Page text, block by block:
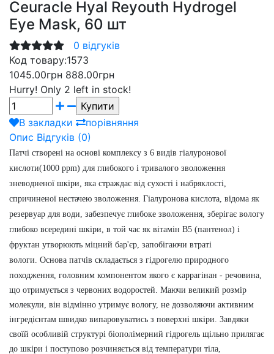
Ceuracle Hyal Reyouth Hydrogel
Eye Mask, 60 шт
0 відгуків
Код товару:1573
1045.00грн 888.00грн
Hurry! Only 2 left in stock!
В закладки
порівняння
Опис Відгуків (0)
Патчі створені на основі комплексу з 6 видів гіалуронової
кислоти(1000 ppm) для глибокого і тривалого зволоження
зневодненої шкіри, яка страждає від сухості і набряклості,
спричиненої нестачею зволоження. Гіалуронова кислота, відома як
резервуар для води, забезпечує глибоке зволоження, зберігає вологу
глибоко всередині шкіри, в той час як вітамін B5 (пантенол) і
фруктан утворюють міцний бар'єр, запобігаючи втраті
вологи. Основа патчів складається з гідрогелю природного
походження, головним компонентом якого є каррагінан - речовина,
що отримується з червоних водоростей. Маючи великий розмір
молекули, він відмінно утримує вологу, не дозволяючи активним
інгредієнтам швидко випаровуватись з поверхні шкіри. Завдяки
своїй особливій структурі біополімерний гідрогель щільно прилягає
до шкіри і поступово розчиняється від температури тіла,